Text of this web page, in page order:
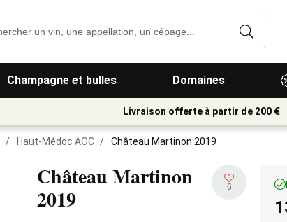
Champagne et bulles Domaines
Livraison offerte à partir de 200 €
/ Haut-Médoc AOC / Château Martinon 2019
Château Martinon
2019
6